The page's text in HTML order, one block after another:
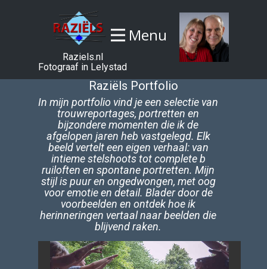
Menu
Raziels.nl
Fotograaf in Lelystad
Raziëls Portfolio
In mijn portfolio vind je een selectie van
trouwreportages, portretten en
bijzondere momenten die ik de
afgelopen jaren heb vastgelegd. Elk
beeld vertelt een eigen verhaal: van
intieme stelshoots tot complete b​
ruiloften en spontane portretten. Mijn
stijl is puur en ongedwongen, met oog
voor emotie en detail. Blader door de
voorbeelden en ontdek hoe ik
herinneringen vertaal naar beelden die
blijvend raken.